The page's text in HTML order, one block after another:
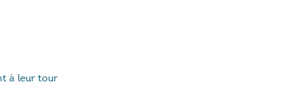
à leur tour